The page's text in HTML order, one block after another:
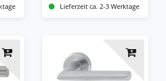
Lieferzeit ca. 2-3 Werktage